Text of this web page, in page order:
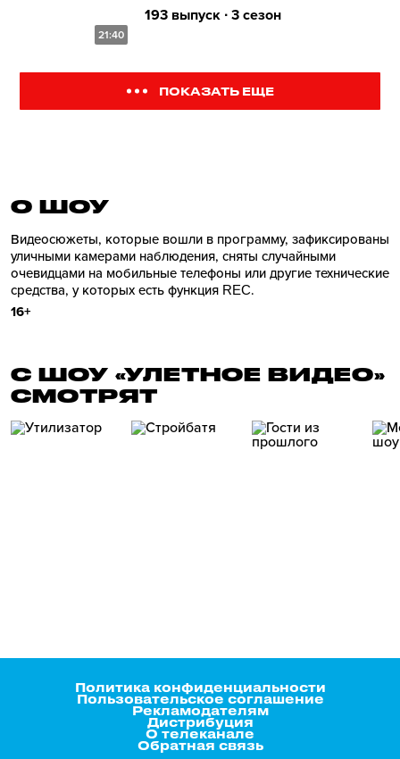
21:40
193 выпуск ∙ 3 сезон
ПОКАЗАТЬ ЕЩЕ
О ШОУ
Видеосюжеты, которые вошли в программу, зафиксированы
уличными камерами наблюдения, сняты случайными
очевидцами на мобильные телефоны или другие технические
средства, у которых есть функция REC.
16+
С ШОУ «УЛЕТНОЕ ВИДЕО»
СМОТРЯТ
Политика конфиденциальности
Пользовательское соглашение
Рекламодателям
Дистрибуция
О телеканале
Обратная связь